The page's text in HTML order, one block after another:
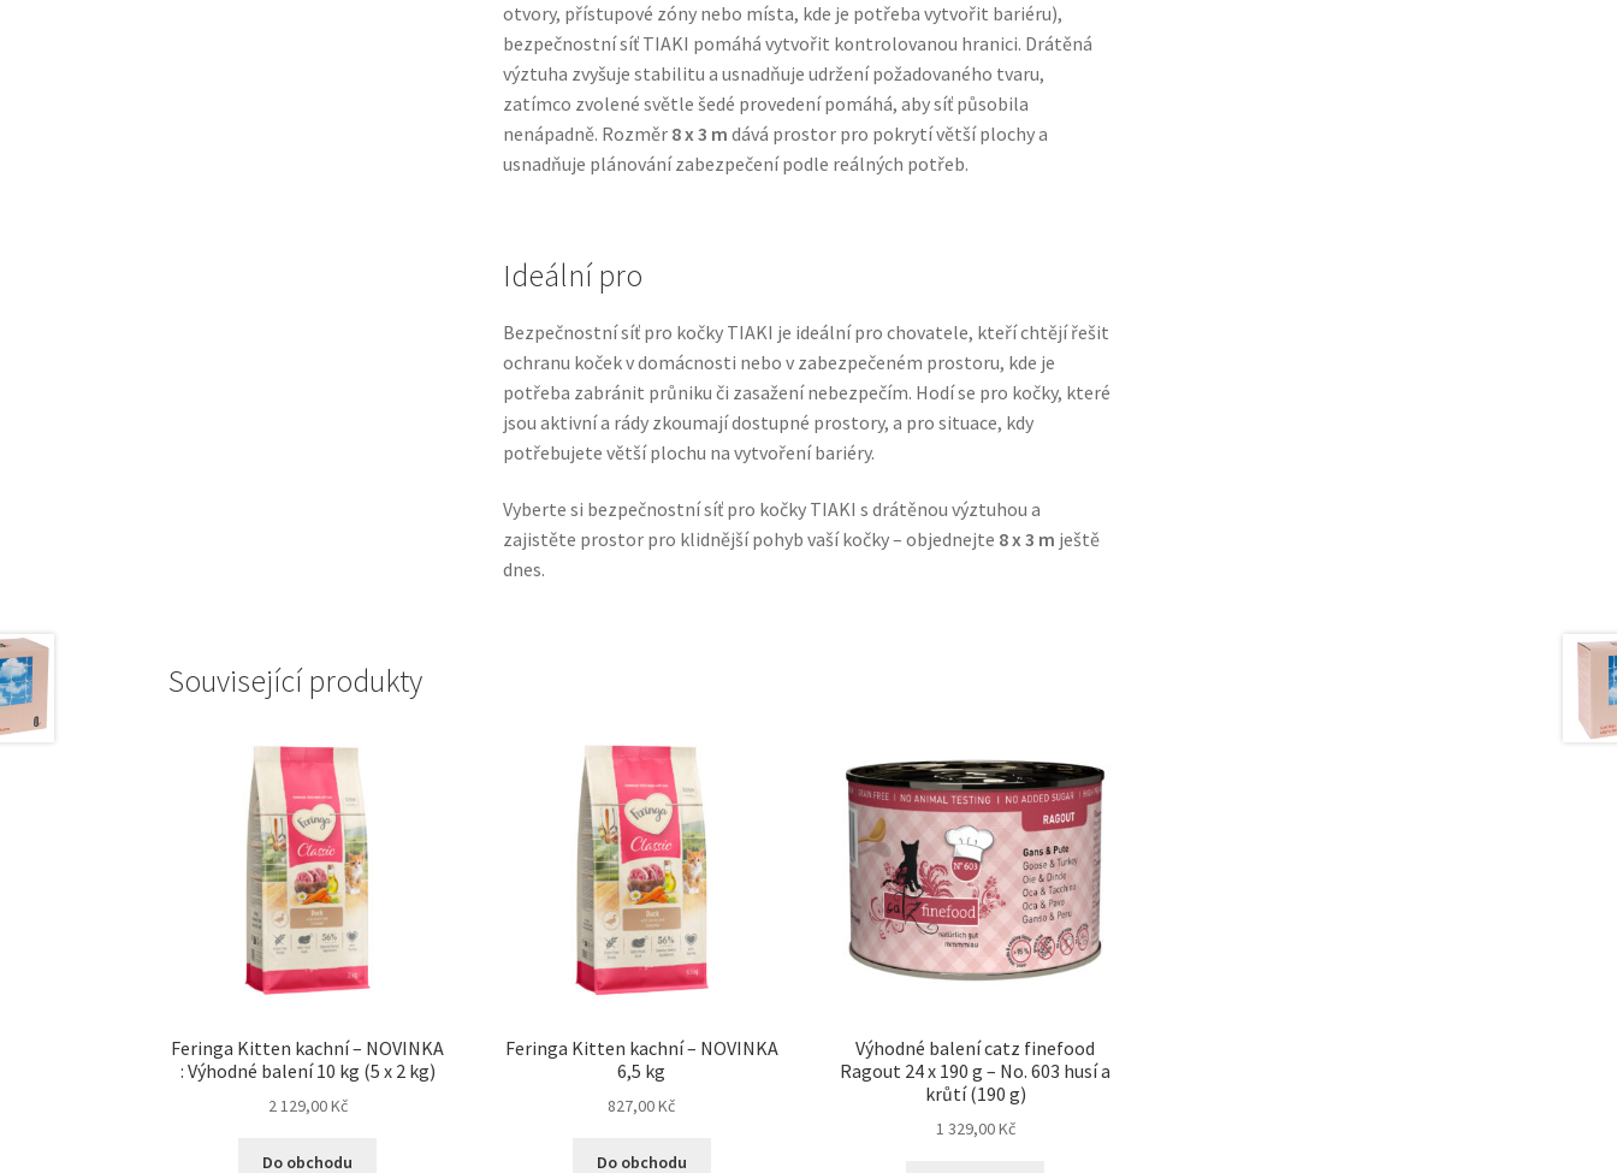
otvory, přístupové zóny nebo místa, kde je potřeba vytvořit bariéru),
bezpečnostní síť TIAKI pomáhá vytvořit kontrolovanou hranici. Drátěná
výztuha zvyšuje stabilitu a usnadňuje udržení požadovaného tvaru,
zatímco zvolené světle šedé provedení pomáhá, aby síť působila
nenápadně. Rozměr 8 x 3 m dává prostor pro pokrytí větší plochy a
usnadňuje plánování zabezpečení podle reálných potřeb.
Ideální pro
Bezpečnostní síť pro kočky TIAKI je ideální pro chovatele, kteří chtějí řešit
ochranu koček v domácnosti nebo v zabezpečeném prostoru, kde je
potřeba zabránit průniku či zasažení nebezpečím. Hodí se pro kočky, které
jsou aktivní a rády zkoumají dostupné prostory, a pro situace, kdy
potřebujete větší plochu na vytvoření bariéry.
Vyberte si bezpečnostní síť pro kočky TIAKI s drátěnou výztuhou a
zajistěte prostor pro klidnější pohyb vaší kočky – objednejte 8 x 3 m ještě
dnes.
Související produkty
Feringa Kitten kachní – NOVINKA
: Výhodné balení 10 kg (5 x 2 kg)
2 129,00Kč
Do obchodu
Feringa Kitten kachní – NOVINKA
6,5 kg
827,00Kč
Do obchodu
Výhodné balení catz finefood
Ragout 24 x 190 g – No. 603 husí a
krůtí (190 g)
1 329,00Kč